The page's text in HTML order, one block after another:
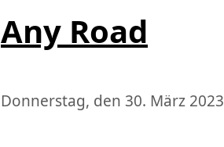
Any Road
Donnerstag, den 30. März 2023